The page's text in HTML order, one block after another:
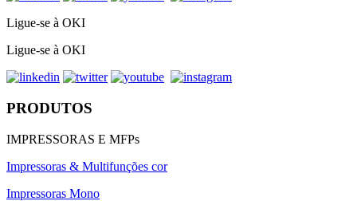
Ligue-se à OKI
Ligue-se à OKI
PRODUTOS
IMPRESSORAS E MFPs
Impressoras & Multifunções cor
Impressoras Mono